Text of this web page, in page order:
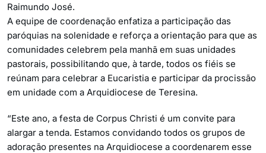
Raimundo José.
A equipe de coordenação enfatiza a participação das
paróquias na solenidade e reforça a orientação para que as
comunidades celebrem pela manhã em suas unidades
pastorais, possibilitando que, à tarde, todos os fiéis se
reúnam para celebrar a Eucaristia e participar da procissão
em unidade com a Arquidiocese de Teresina.
“Este ano, a festa de Corpus Christi é um convite para
alargar a tenda. Estamos convidando todos os grupos de
adoração presentes na Arquidiocese a coordenarem esse